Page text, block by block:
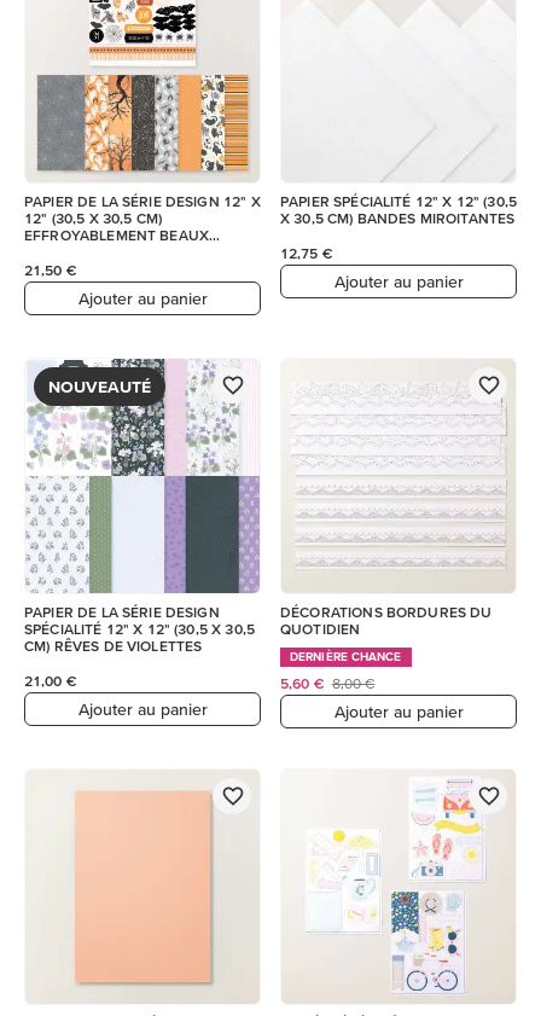
PAPIER DE LA SÉRIE DESIGN 12" X
12" (30,5 X 30,5 CM)
EFFROYABLEMENT BEAUX
21,50 €
Ajouter au panier
PAPIER SPÉCIALITÉ 12" X 12" (30,5
X 30,5 CM) BANDES MIROITANTES
12,75 €
Ajouter au panier
NOUVEAUTÉ
PAPIER DE LA SÉRIE DESIGN
SPÉCIALITÉ 12" X 12" (30,5 X 30,5
CM) RÊVES DE VIOLETTES
21,00 €
Ajouter au panier
DÉCORATIONS BORDURES DU
QUOTIDIEN
DERNIÈRE CHANCE
5,60 € 8,00 €
Ajouter au panier